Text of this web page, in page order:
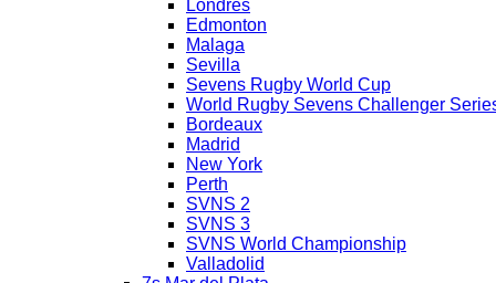
Londres
Edmonton
Malaga
Sevilla
Sevens Rugby World Cup
World Rugby Sevens Challenger
Bordeaux
Madrid
New York
Perth
SVNS 2
SVNS 3
SVNS World Championship
Valladolid